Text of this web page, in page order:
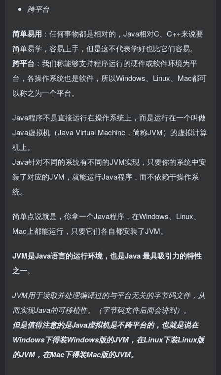
跨平台
简单易用 ：任何事物都是相对的，Java相对C、C++来说要
简单易学，容易上手，但是这不代表学好也比它们容易。
跨平台 ：我们称能够支持程序运行的硬件或软件环境为平
台，各操作系统也是软件，所以Windows、Linux、Mac都可
以称之为一个平台。
Java程序不是直接运行在操作系统上，而是运行在一个叫做
Java虚拟机（Java Virtual Machine，简称JVM）的虚拟计算
机上。
Java针对不同的系统有不同的JVM实现，只要你的系统中安
装了对应的JVM，就能运行Java程序，而不依赖于操作系
统。
简单点说就是，你拿一个Java程序，在Windows、Linux、
Mac上都能运行，只要它们各自都安装了JVM。
JVM是Java语言的运行环境，也是Java 最具吸引力的特性
之一。
JVM用于读取并处理编译过的与平台无关的字节码文件，从
而实现Java的可移植性。（字节码文件后面会讲到）。
但是值得注意的是Java虚拟机是不跨平台的，也就是说在
Windows下得装Windows版的JVM，在Linux下装Linux版
的JVM，在Mac下得装Mac版的JVM。